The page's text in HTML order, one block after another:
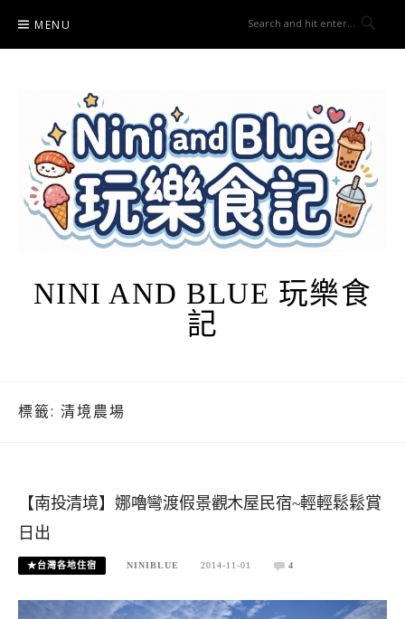
content
MENU
NINI AND BLUE 玩樂食
記
標籤: 清境農場
【南投清境】娜嚕彎渡假景觀木屋民宿~輕輕鬆鬆賞
日出
★台灣各地住宿 NINIBLUE 2014-11-01 4